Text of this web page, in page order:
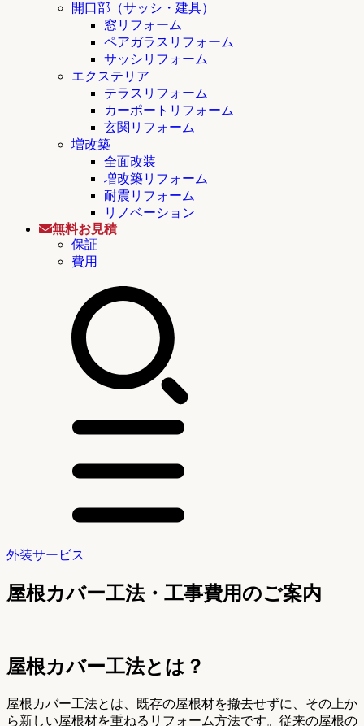
開口部（サッシ・建具）
窓リフォーム
ペアガラスリフォーム
サッシリフォーム
エクステリア
テラスリフォーム
カーポートリフォーム
玄関リフォーム
増改築
全面改装
増改築リフォーム
耐震リフォーム
リノベーション
無料お見積
保証
費用
外装サービス
屋根カバー工法・工事費用のご案内
屋根カバー工法とは？
屋根カバー工法とは、既存の屋根材を撤去せずに、その上か
ら新しい屋根材を重ねるリフォーム方法です。従来の屋根の